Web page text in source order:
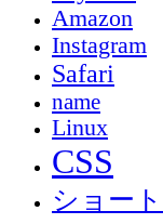
Amazon
Instagram
Safari
name
Linux
CSS
ショー